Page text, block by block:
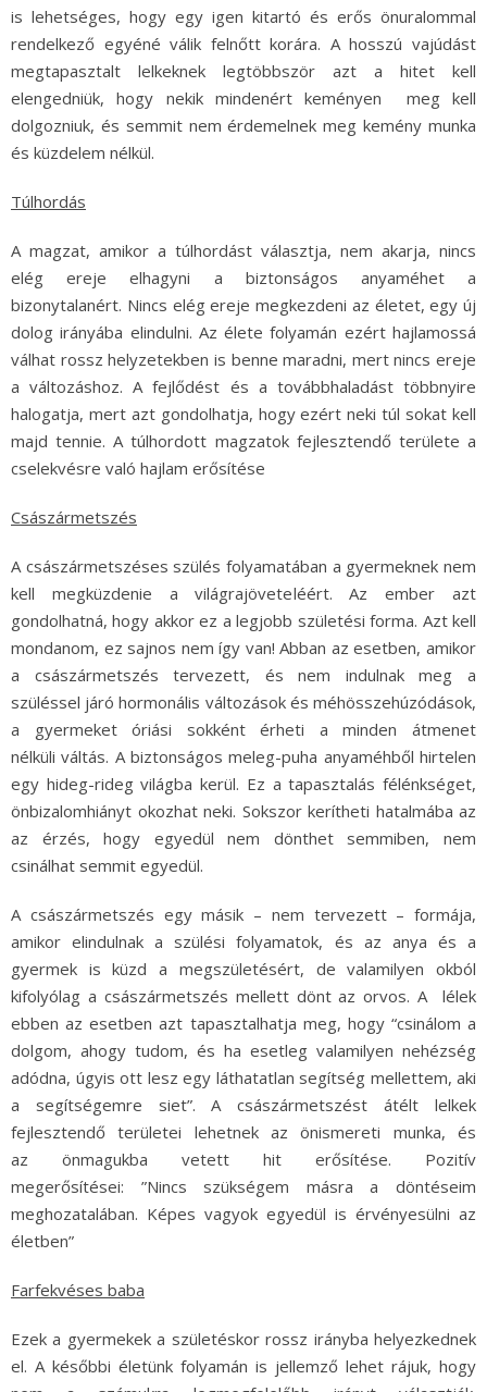
is lehetséges, hogy egy igen kitartó és erős önuralommal
rendelkező egyéné válik felnőtt korára. A hosszú vajúdást
megtapasztalt lelkeknek legtöbbször azt a hitet kell
elengedniük, hogy nekik mindenért keményen meg kell
dolgozniuk, és semmit nem érdemelnek meg kemény munka
és küzdelem nélkül.
Túlhordás
A magzat, amikor a túlhordást választja, nem akarja, nincs
elég ereje elhagyni a biztonságos anyaméhet a
bizonytalanért. Nincs elég ereje megkezdeni az életet, egy új
dolog irányába elindulni. Az élete folyamán ezért hajlamossá
válhat rossz helyzetekben is benne maradni, mert nincs ereje
a változáshoz. A fejlődést és a továbbhaladást többnyire
halogatja, mert azt gondolhatja, hogy ezért neki túl sokat kell
majd tennie. A túlhordott magzatok fejlesztendő területe a
cselekvésre való hajlam erősítése
Császármetszés
A császármetszéses szülés folyamatában a gyermeknek nem
kell megküzdenie a világrajöveteléért. Az ember azt
gondolhatná, hogy akkor ez a legjobb születési forma. Azt kell
mondanom, ez sajnos nem így van! Abban az esetben, amikor
a császármetszés tervezett, és nem indulnak meg a
szüléssel járó hormonális változások és méhösszehúzódások,
a gyermeket óriási sokként érheti a minden átmenet
nélküli váltás. A biztonságos meleg-puha anyaméhből hirtelen
egy hideg-rideg világba kerül. Ez a tapasztalás félénkséget,
önbizalomhiányt okozhat neki. Sokszor kerítheti hatalmába az
az érzés, hogy egyedül nem dönthet semmiben, nem
csinálhat semmit egyedül.
A császármetszés egy másik – nem tervezett – formája,
amikor elindulnak a szülési folyamatok, és az anya és a
gyermek is küzd a megszületésért, de valamilyen okból
kifolyólag a császármetszés mellett dönt az orvos. A lélek
ebben az esetben azt tapasztalhatja meg, hogy “csinálom a
dolgom, ahogy tudom, és ha esetleg valamilyen nehézség
adódna, úgyis ott lesz egy láthatatlan segítség mellettem, aki
a segítségemre siet”. A császármetszést átélt lelkek
fejlesztendő területei lehetnek az önismereti munka, és
az önmagukba vetett hit erősítése. Pozitív
megerősítései: ”Nincs szükségem másra a döntéseim
meghozatalában. Képes vagyok egyedül is érvényesülni az
életben”
Farfekvéses baba
Ezek a gyermekek a születéskor rossz irányba helyezkednek
el. A későbbi életünk folyamán is jellemző lehet rájuk, hogy